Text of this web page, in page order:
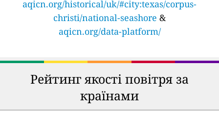
aqicn.org/historical/uk/#city:texas/corpus-
christi/national-seashore &
aqicn.org/data-platform/
Рейтинг якості повітря за
країнами